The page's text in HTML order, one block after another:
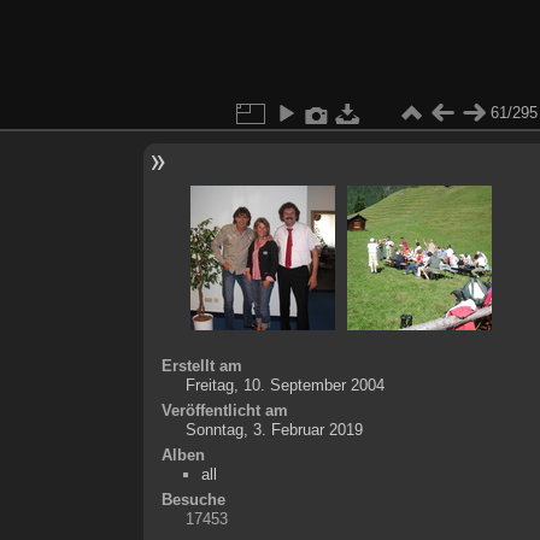
61/295
Erstellt am
Freitag, 10. September 2004
Veröffentlicht am
Sonntag, 3. Februar 2019
Alben
all
Besuche
17453